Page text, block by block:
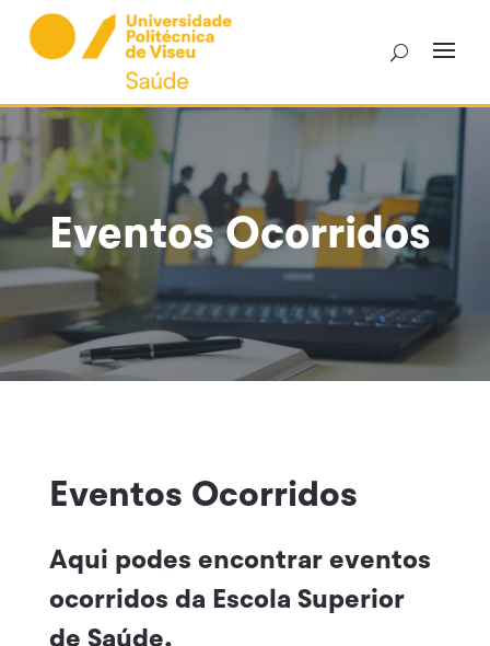
content
Eventos Ocorridos
Eventos Ocorridos
Aqui podes encontrar eventos
ocorridos da Escola Superior
de Saúde.